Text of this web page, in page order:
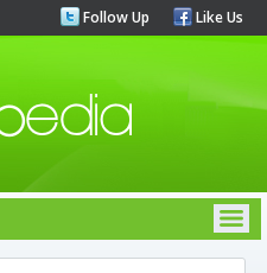
Follow Up Like Us